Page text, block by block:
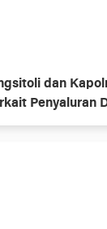
dan
Penyaluran